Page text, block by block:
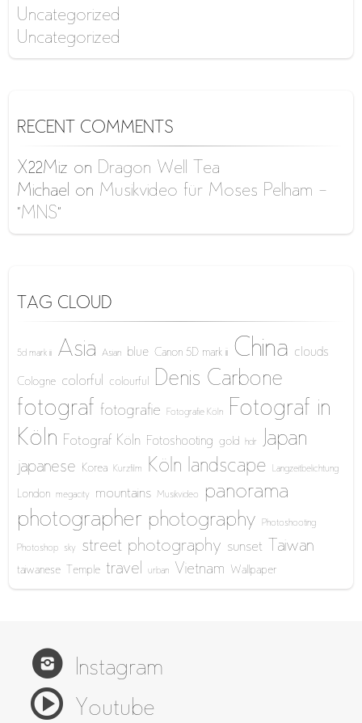
Uncategorized
Uncategorized
RECENT COMMENTS
X22Miz on Dragon Well Tea
Michael on Musikvideo für Moses Pelham –
“MNS”
TAG CLOUD
5d mark iii Asia Asian blue Canon 5D mark iii China clouds
Cologne colorful colourful Denis Carbone
fotograf fotografie Fotografie Köln
Fotograf in
Köln Fotograf Köln Fotoshooting gold hdr Japan
japanese Korea Kurzfilm Köln landscape Langzeitbelichtung
London megacity mountains Musikvideo panorama
photographer photography Photoshooting
Photoshop sky street photography sunset Taiwan
taiwanese Temple travel urban Vietnam Wallpaper
Instagram
Youtube